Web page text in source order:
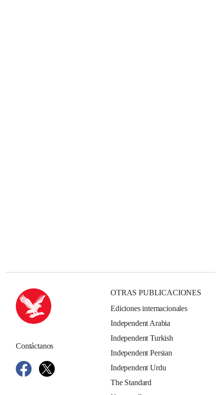
Contáctanos
OTRAS PUBLICACIONES
Ediciones internacionales
Independent Arabia
Independent Turkish
Independent Persian
Independent Urdu
The Standard